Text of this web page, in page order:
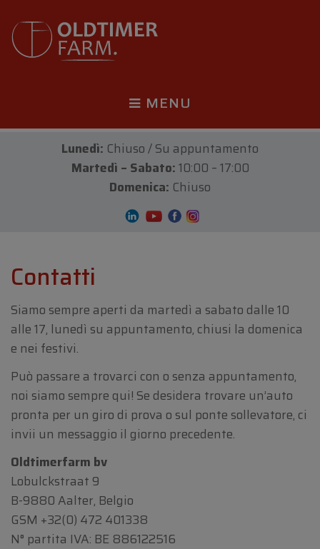
MENU
Lunedì: Chiuso / Su appuntamento
Martedì – Sabato:10:00 – 17:00
Domenica: Chiuso
Contatti
Siamo sempre aperti da martedì a sabato dalle 10
alle 17, lunedì su appuntamento, chiusi la domenica
e nei festivi.
Può passare a trovarci con o senza appuntamento,
noi siamo sempre qui! Se desidera trovare un’auto
pronta per un giro di prova o sul ponte sollevatore, ci
invii un messaggio il giorno precedente.
Oldtimerfarm bv
Lobulckstraat 9
B-9880 Aalter, Belgio
GSM +32(0) 472 401338
N° partita IVA: BE 886122516